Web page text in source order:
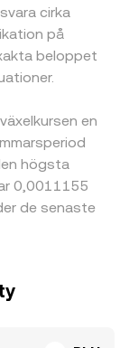
cirka
på
beloppet
en
högsta
0,0011155
de senaste